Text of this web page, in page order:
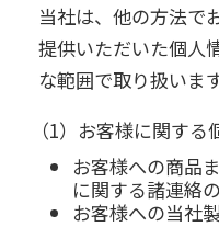
当社は、他の方法で
提供いただいた個人
な範囲で取り扱います
（1）お客様に関
お客様への商品
に関する諸連絡
お客様への当社